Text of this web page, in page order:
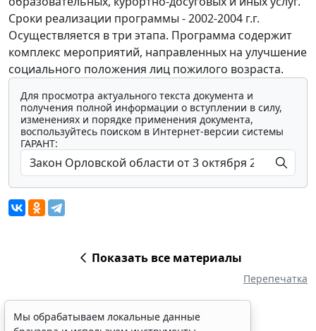
Сроки реализации программы - 2002-2004 г.г.
Осуществляется в три этапа. Программа содержит
комплекс мероприятий, направленных на улучшение
социального положения лиц пожилого возраста.
Для просмотра актуального текста документа и
получения полной информации о вступлении в силу,
изменениях и порядке применения документа,
воспользуйтесь поиском в Интернет-версии системы
ГАРАНТ:
Показать все материалы
Перепечатка
Мы обрабатываем локальные данные